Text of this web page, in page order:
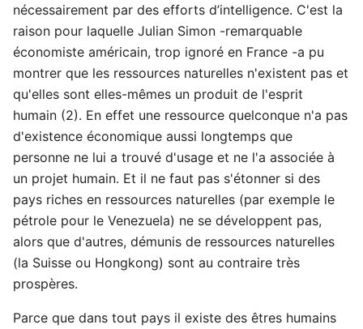
nécessairement par des efforts d’intelligence. C'est la
raison pour laquelle Julian Simon -remarquable
économiste américain, trop ignoré en France -a pu
montrer que les ressources naturelles n'existent pas et
qu'elles sont elles-mêmes un produit de l'esprit
humain (2). En effet une ressource quelconque n'a pas
d'existence économique aussi longtemps que
personne ne lui a trouvé d'usage et ne l'a associée à
un projet humain. Et il ne faut pas s'étonner si des
pays riches en ressources naturelles (par exemple le
pétrole pour le Venezuela) ne se développent pas,
alors que d'autres, démunis de ressources naturelles
(la Suisse ou Hongkong) sont au contraire très
prospères.
Parce que dans tout pays il existe des êtres humains